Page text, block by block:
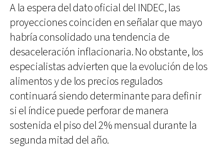
A la espera del dato oficial del INDEC, las
proyecciones coinciden en señalar que mayo
habría consolidado una tendencia de
desaceleración inflacionaria. No obstante, los
especialistas advierten que la evolución de los
alimentos y de los precios regulados
continuará siendo determinante para definir
si el índice puede perforar de manera
sostenida el piso del 2% mensual durante la
segunda mitad del año.